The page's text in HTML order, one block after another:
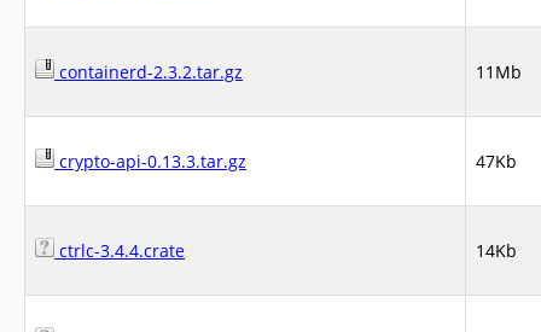
containerd-2.3.2.tar.gz 11Mb
crypto-api-0.13.3.tar.gz 47Kb
ctrlc-3.4.4.crate 14Kb